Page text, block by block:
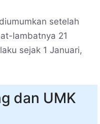
setelah
lambatnya 21
sejak 1 Januari,
dan UMK